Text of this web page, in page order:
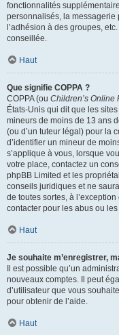
fonctionnalités
personnalisés, la messagerie
l’adhésion à des groupes,
conseillée.
Haut
Que signifie COPPA ?
COPPA (ou Children’s Online
États-Unis qui dit que les
mineurs de moins de 13 ans
(ou d’un tuteur légal) pour la
d’identifier un mineur de
s’applique à vous, lorsque
votre place, contactez un
phpBB Limited et les
conseils juridiques et ne
de toutes sortes, à
contacter pour les abus ou
Haut
Je souhaite m’enregistrer,
Il est possible qu’un
nouveaux comptes. Il peut
d’utilisateur que vous
pour obtenir de l’aide.
Haut